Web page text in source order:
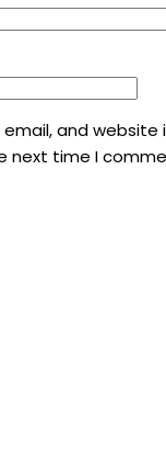
and website
next time I